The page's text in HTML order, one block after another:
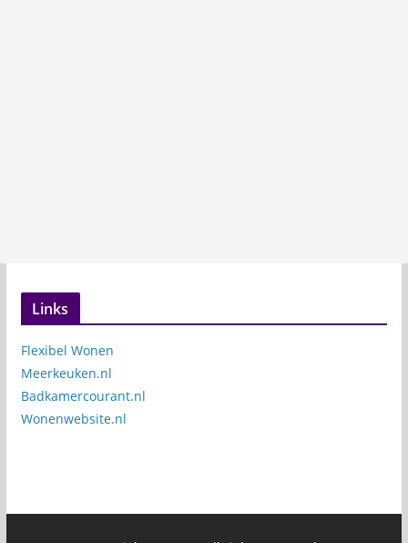
Links
Flexibel Wonen
Meerkeuken.nl
Badkamercourant.nl
Wonenwebsite.nl